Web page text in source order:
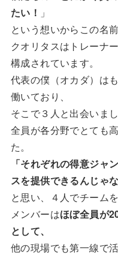
たい！ 」
という想いからこの名
クオリタスはトレーナ
構成されています。
代表の僕（オカダ）は
働いており、
そこで３人と出会いまし
全員が各分野でとても
た。
「それぞれの得意ジャ
スを提供できるんじゃな
と思い、４人でチーム
メンバーはほぼ全員が
として、
他の現場でも第一線で